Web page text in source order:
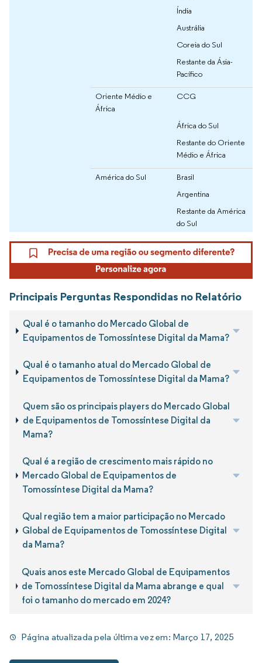
Índia
Austrália
Coreia do Sul
Restante da Ásia-
Pacífico
Oriente Médio e
África
CCG
África do Sul
Restante do Oriente
Médio e África
América do Sul
Brasil
Argentina
Restante da América
do Sul
Principais Perguntas Respondidas no Relatório
Qual é o tamanho do Mercado Global de
Equipamentos de Tomossíntese Digital da Mama?
Qual é o tamanho atual do Mercado Global de
Equipamentos de Tomossíntese Digital da Mama?
Quem são os principais players do Mercado Global
de Equipamentos de Tomossíntese Digital da
Mama?
Qual é a região de crescimento mais rápido no
Mercado Global de Equipamentos de
Tomossíntese Digital da Mama?
Qual região tem a maior participação no Mercado
Global de Equipamentos de Tomossíntese Digital
da Mama?
Quais anos este Mercado Global de Equipamentos
de Tomossíntese Digital da Mama abrange e qual
foi o tamanho do mercado em 2024?
Página atualizada pela última vez em: Março 17, 2025